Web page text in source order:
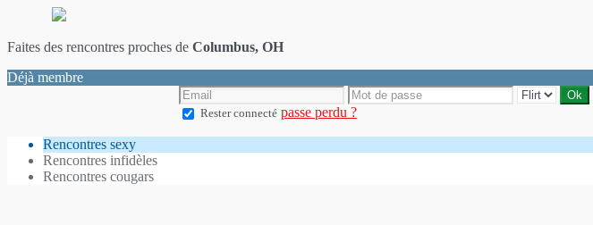
Faites des rencontres proches de Columbus, OH
Déjà membre
Rester connecté passe perdu ?
Rencontres sexy
Rencontres infidèles
Rencontres cougars